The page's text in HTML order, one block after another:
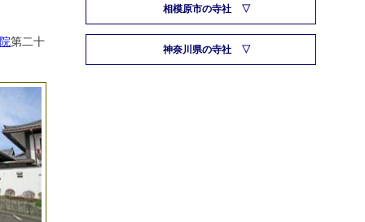
第二十
相模原市の寺社
神奈川県の寺社